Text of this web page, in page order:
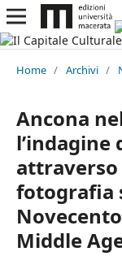
Home / Archivi /
Ancona
fotografia
Middle